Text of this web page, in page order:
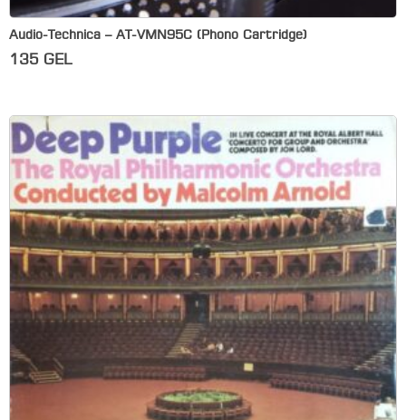
Audio-Technica – AT-VMN95C (Phono Cartridge)
135 GEL